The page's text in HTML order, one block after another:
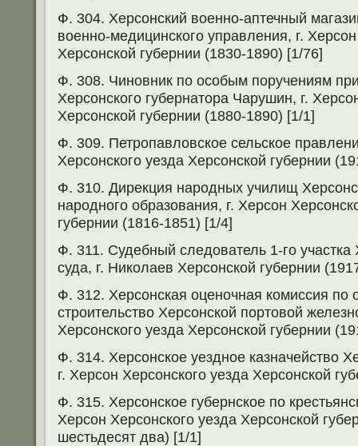
Ф. 304. Херсонский военно-аптечный
военно-медицинского управления, г.
Херсонской губернии (1830-1890) [1/76]
Ф. 308. Чиновник по особым поручениям
Херсонского губернатора Чарушин, г.
Херсонской губернии (1880-1890) [1/1]
Ф. 309. Петропавловское сельское
Херсонского уезда Херсонской губернии
Ф. 310. Дирекция народных училищ
народного образования, г. Херсон
губернии (1816-1851) [1/4]
Ф. 311. Судебный следователь 1-го участка
суда, г. Николаев Херсонской губернии
Ф. 312. Херсонская оценочная комиссия
строительство Херсонской портовой
Херсонского уезда Херсонской губернии
Ф. 314. Херсонское уездное казначейство
г. Херсон Херсонского уезда Херсонской
Ф. 315. Херсонское губернское по
Херсон Херсонского уезда Херсонской
шестьдесят два) [1/1]